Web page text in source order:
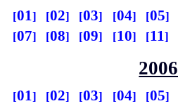
01 02 03 04 05
07
08 09 10 11
2006
01 02 03 04 05